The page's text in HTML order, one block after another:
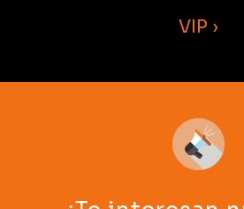
VIP ›